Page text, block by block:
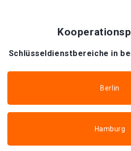
Schlüsseldienstbereiche in
Berlin
Hamburg